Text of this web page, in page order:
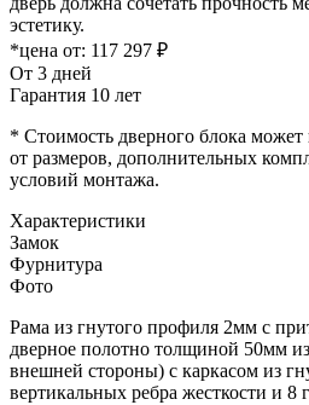
эстетику.
*цена от: 117 297 ₽
От 3 дней
Гарантия 10 лет
* Стоимость дверного блока может
от размеров, дополнительных
условий монтажа.
Характеристики
Замок
Фурнитура
Фото
Рама из гнутого профиля 2мм с
дверное полотно толщиной 50мм
внешней стороны) c каркасом из
вертикальных ребра жесткости и 8